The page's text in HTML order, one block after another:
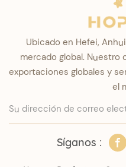
Ubicado en Hefei,
mercado global.
exportaciones globales y
el
Síganos :